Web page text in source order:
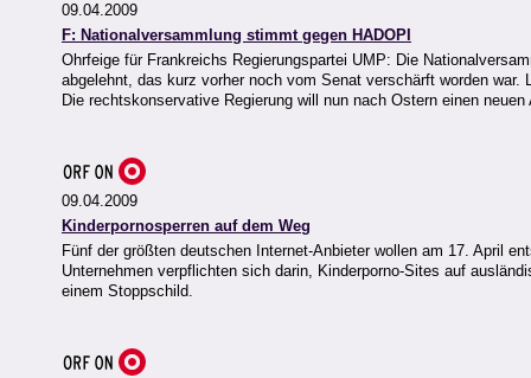
09.04.2009
F: Nationalversammlung stimmt gegen HADOPI
Ohrfeige für Frankreichs Regierungspartei UMP: Die
abgelehnt, das kurz vorher noch vom Senat verschärft worden
Die rechtskonservative Regierung will nun nach Ostern einen
09.04.2009
Kinderpornosperren auf dem Weg
Fünf der größten deutschen Internet-Anbieter wollen am 17. April
Unternehmen verpflichten sich darin, Kinderporno-Sites auf
einem Stoppschild.